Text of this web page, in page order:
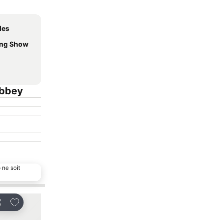
Show
ne soit
Ajouter à mes favoris